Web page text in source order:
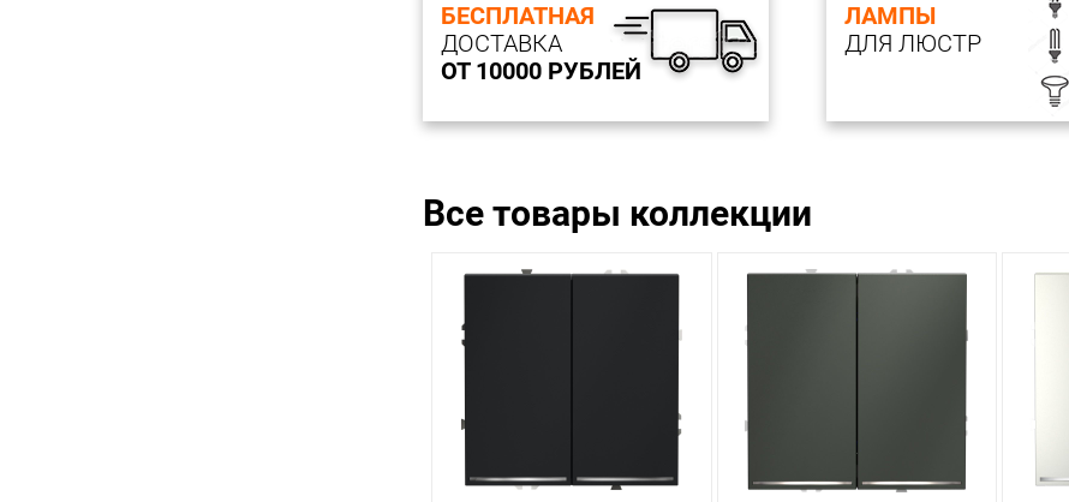
БЕСПЛАТНАЯ
ДОСТАВКА
ОТ 10000 РУБЛЕЙ
ЛАМПЫ
ДЛЯ ЛЮСТР
Все товары коллекции